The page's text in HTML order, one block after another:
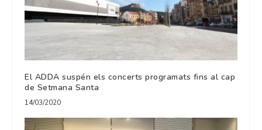
El ADDA suspén els concerts programats fins al cap
de Setmana Santa
14/03/2020